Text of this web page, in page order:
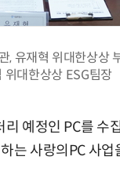
, 유재혁 위대한상상
위대한상상 ESG팀장
예정인 PC를 수
는 사랑의PC 사업